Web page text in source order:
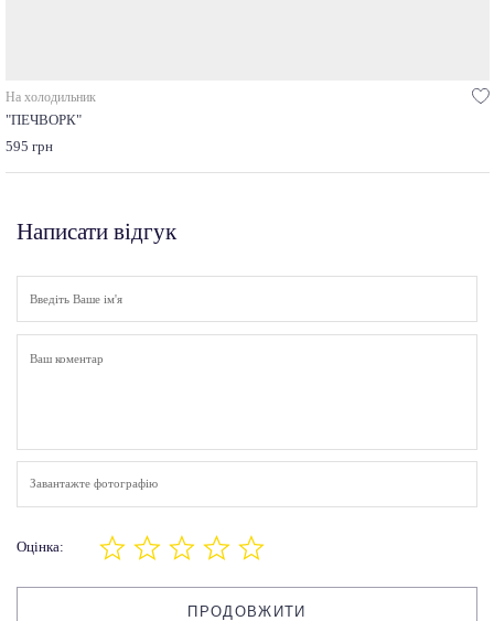
На холодильник
"ПЕЧВОРК"
595 грн
Написати відгук
Завантажте фотографію
Оцінка:
ПРОДОВЖИТИ